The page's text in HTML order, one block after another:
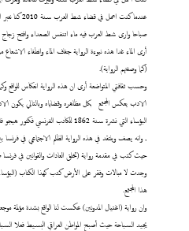
عندما كنت
صباحا وارى شط العرب فيه ماء اتنفس الصعداء وافتح زجاج
أرى الماء غدا هذه نبوءة الرواية جفاف الماء وانطفاء
(كما وصفتهم الرواية).
وحسب ثقافتي المتواضعة أرى ان هذه الرواية انعكاس للواقع
الادب يعكس المجتمع بكل مظاهره وقضاياه وبالتالي يكون
البؤساء التي نشرة سنة 1862 للكاتب
, وانه يصف وينتقد في هذه الرواية الظلم الاجتماعي في
حيث كتب في مقدمة رواية (تخلق العادات والقوانين في فرنسا
وجدت لا مبالات وفقر على الأرض كتب كهذا الكتاب
هذا المجتمع.
وان رواية (اغتيال المدونين) عكست لنا الواقع بشدة
يجيد السباحة حيث أصبح المواطن العراقي البسيط فعلا